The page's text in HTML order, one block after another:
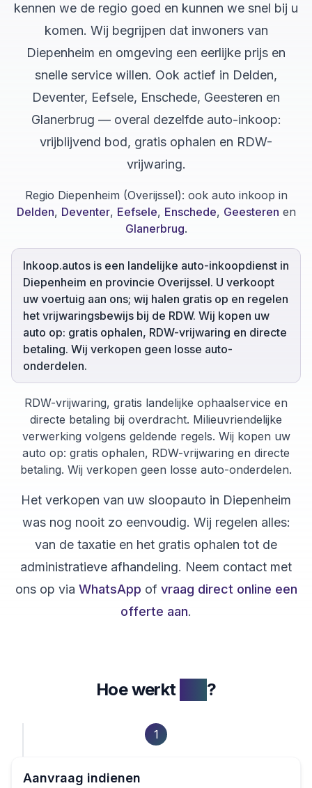
kennen we de regio goed en kunnen we snel bij u
komen. Wij begrijpen dat inwoners van
Diepenheim en omgeving een eerlijke prijs en
snelle service willen. Ook actief in Delden,
Deventer, Eefsele, Enschede, Geesteren en
Glanerbrug — overal dezelfde auto-inkoop:
vrijblijvend bod, gratis ophalen en RDW-
vrijwaring.
Regio Diepenheim (Overijssel): ook auto inkoop in
Delden, Deventer, Eefsele, Enschede, Geesteren en
Glanerbrug.
Inkoop.autos is een landelijke auto-inkoopdienst in
Diepenheim en provincie Overijssel. U verkoopt
uw voertuig aan ons; wij halen gratis op en regelen
het vrijwaringsbewijs bij de RDW. Wij kopen uw
auto op: gratis ophalen, RDW-vrijwaring en directe
betaling. Wij verkopen geen losse auto-
onderdelen.
RDW-vrijwaring, gratis landelijke ophaalservice en
directe betaling bij overdracht. Milieuvriendelijke
verwerking volgens geldende regels. Wij kopen uw
auto op: gratis ophalen, RDW-vrijwaring en directe
betaling. Wij verkopen geen losse auto-onderdelen.
Het verkopen van uw sloopauto in Diepenheim
was nog nooit zo eenvoudig. Wij regelen alles:
van de taxatie en het gratis ophalen tot de
administratieve afhandeling. Neem contact met
ons op via WhatsApp of vraag direct online een
offerte aan.
Hoe werkt ?
1
Aanvraag indienen